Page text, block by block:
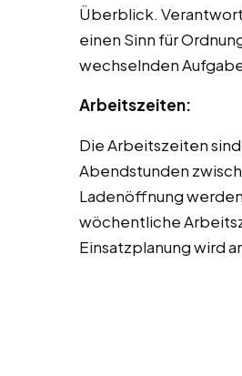
Überblick.
einen Sinn für
wechselnden
Arbeitszeiten:
Die Arbeitszeiten
Abendstunden
Ladenöffnung
wöchentliche
Einsatzplanung wird